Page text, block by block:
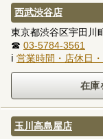
西武渋谷店
東京都渋谷区宇田川
☎ 03-5784-3561
ℹ 営業時間・店休日
玉川高島屋店